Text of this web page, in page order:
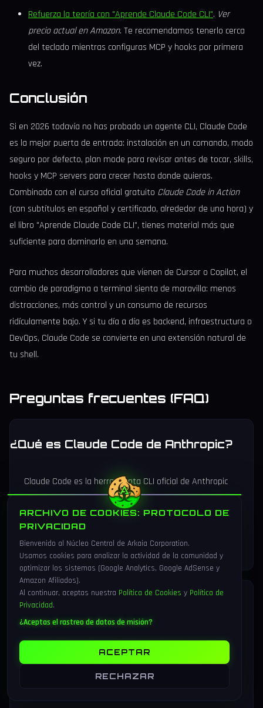
Refuerza la teoría con "Aprende Claude Code CLI". Ver
precio actual en Amazon. Te recomendamos tenerlo cerca
del teclado mientras configuras MCP y hooks por primera
vez.
Conclusión
Si en 2026 todavía no has probado un agente CLI, Claude Code
es la mejor puerta de entrada: instalación en un comando, modo
seguro por defecto, plan mode para revisar antes de tocar, skills,
hooks y MCP servers para crecer hasta donde quieras.
Combinado con el curso oficial gratuito Claude Code in Action
(con subtítulos en español y certificado, alrededor de una hora) y
el libro "Aprende Claude Code CLI", tienes material más que
suficiente para dominarlo en una semana.
Para muchos desarrolladores que vienen de Cursor o Copilot, el
cambio de paradigma a terminal sienta de maravilla: menos
distracciones, más control y un consumo de recursos
ridículamente bajo. Y si tu día a día es backend, infraestructura o
DevOps, Claude Code se convierte en una extensión natural de
tu shell.
Preguntas frecuentes (FAQ)
¿Qué es Claude Code de Anthropic?
Claude Code es la herramienta CLI oficial de Anthropic
para programar desde terminal con Claude. Permite
editar archivos, ejecutar comandos, lanzar tests y abrir
PRs sin salir de la consola, usando Claude Opus 4.8 por
defecto.
¿Cómo se instala Claude Code?
Se instala con un único comando: npm install -g
Node.js 18 o superior. Después ejecuta
para autenticar tu cuenta de claude.com.
ARCHIVO DE COOKIES: PROTOCOLO DE
PRIVACIDAD
Bienvenido al Núcleo Central de Arkaia Corporation.
Usamos cookies para analizar la actividad de la comunidad y
optimizar los sistemas (Google Analytics, Google AdSense y
Amazon Afiliados).
Al continuar, aceptas nuestra Política de Cookies y Política de
Privacidad.
¿Aceptas el rastreo de datos de misión?
ACEPTAR
RECHAZAR